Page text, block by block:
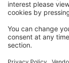
Kies uit meer